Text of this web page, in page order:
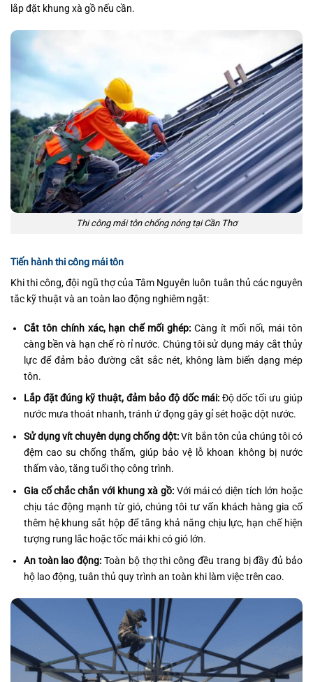
lắp đặt khung xà gồ nếu cần.
Thi công mái tôn chống nóng tại Cần Thơ
Tiến hành thi công mái tôn
Khi thi công, đội ngũ thợ của Tâm Nguyên luôn tuân thủ các nguyên
tắc kỹ thuật và an toàn lao động nghiêm ngặt:
Cắt tôn chính xác, hạn chế mối ghép: Càng ít mối nối, mái tôn
càng bền và hạn chế rò rỉ nước. Chúng tôi sử dụng máy cắt thủy
lực để đảm bảo đường cắt sắc nét, không làm biến dạng mép
tôn.
Lắp đặt đúng kỹ thuật, đảm bảo độ dốc mái:Độ dốc tối ưu giúp
nước mưa thoát nhanh, tránh ứ đọng gây gỉ sét hoặc dột nước.
Sử dụng vít chuyên dụng chống dột:Vít bắn tôn của chúng tôi có
đệm cao su chống thấm, giúp bảo vệ lỗ khoan không bị nước
thấm vào, tăng tuổi thọ công trình.
Gia cố chắc chắn với khung xà gồ:Với mái có diện tích lớn hoặc
chịu tác động mạnh từ gió, chúng tôi tư vấn khách hàng gia cố
thêm hệ khung sắt hộp để tăng khả năng chịu lực, hạn chế hiện
tượng rung lắc hoặc tốc mái khi có gió lớn.
An toàn lao động: Toàn bộ thợ thi công đều trang bị đầy đủ bảo
hộ lao động, tuân thủ quy trình an toàn khi làm việc trên cao.